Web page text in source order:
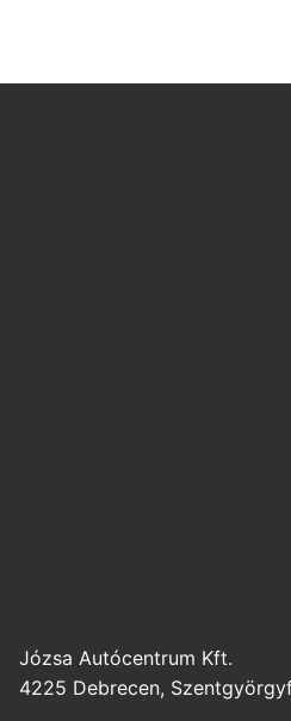
Józsa Autócentrum Kft.
4225 Debrecen,